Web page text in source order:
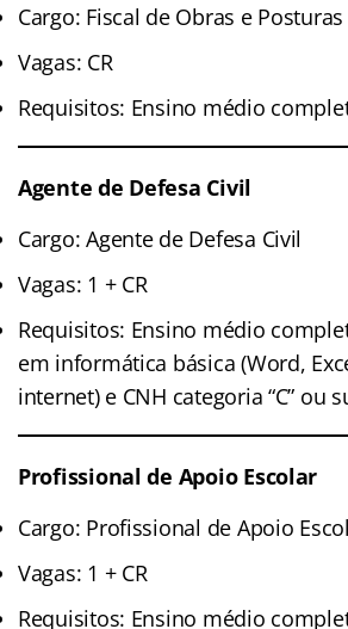
Cargo: Fiscal de Obras e Posturas
Vagas: CR
Requisitos: Ensino médio
Agente de Defesa Civil
Cargo: Agente de Defesa Civil
Vagas: 1 + CR
Requisitos: Ensino médio
em informática básica (Word,
internet) e CNH categoria “C” ou
Profissional de Apoio Escolar
Cargo: Profissional de Apoio
Vagas: 1 + CR
Requisitos: Ensino médio